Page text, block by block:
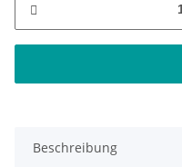
Beschreibung